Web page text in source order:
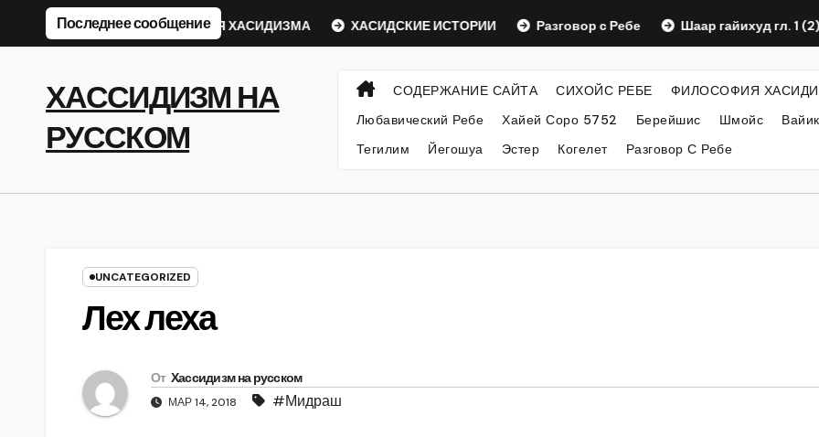
Перейти
Последнее сообщение
ФИЛОСОФИЯ ХАСИДИЗМА ХАСИДСКИЕ ИСТОРИИ Разговор с Ребе Шаар гайихуд гл. 1 (2)
ХАССИДИЗМ НА
РУССКОМ
СОДЕРЖАНИЕ САЙТА СИХОЙС РЕБЕ ФИЛОСОФИЯ
Любавический Ребе
Хайей Соро 5752 Берейшис Шмойс
Тегилим
Йегошуа Эстер Когелет Разговор С Ребе
UNCATEGORIZED
Лех леха
От Хассидизм на русском
МАР 14, 2018 #Мидраш